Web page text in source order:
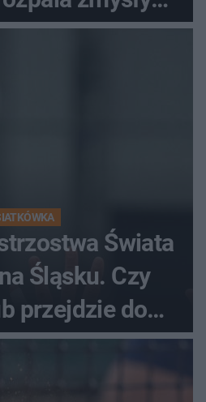
Świata
Śląsku. Czy
przejdzie do